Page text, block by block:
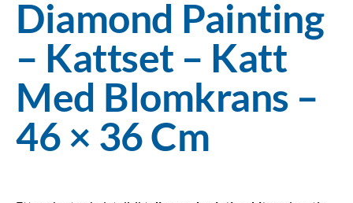
Diamond Painting
– Kattset – Katt
Med Blomkrans –
46 × 36 Cm